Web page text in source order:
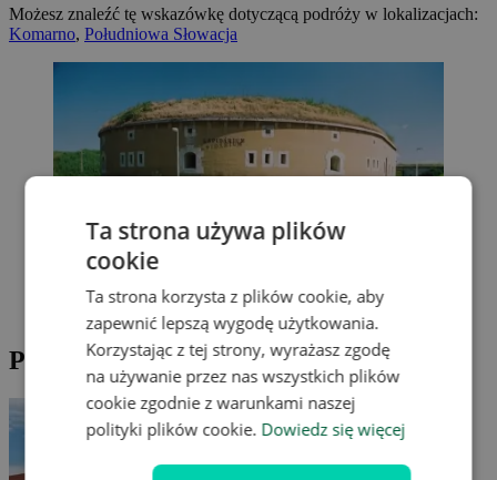
Możesz znaleźć tę wskazówkę dotyczącą podróży w lokalizacjach:
Komarno, Południowa Słowacja
Propozycje wycieczek po okolicy
Ta strona używa plików
cookie
Ta strona korzysta z plików cookie, aby
zapewnić lepszą wygodę użytkowania.
Korzystając z tej strony, wyrażasz zgodę
na używanie przez nas wszystkich plików
cookie zgodnie z warunkami naszej
polityki plików cookie. Dowiedz się więcej